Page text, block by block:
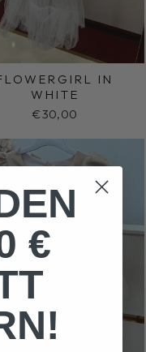
IN
WHITE
€30,00
€